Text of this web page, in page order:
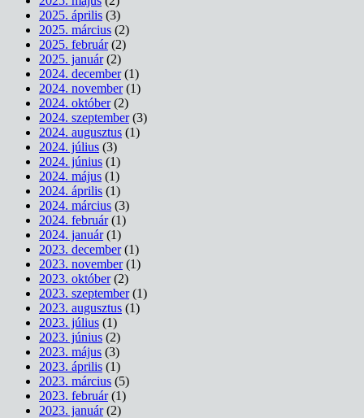
2025. április (3)
2025. március (2)
2025. február(2)
2025. január(2)
2024. december(1)
2024. november(1)
2024. október(2)
2024. szeptember(3)
2024. augusztus (1)
2024. július (3)
2024. június (1)
2024. május (1)
2024. április (1)
2024. március (3)
2024. február(1)
2024. január(1)
2023. december(1)
2023. november(1)
2023. október(2)
2023. szeptember(1)
2023. augusztus (1)
2023. július (1)
2023. június (2)
2023. május (3)
2023. április (1)
2023. március (5)
2023. február(1)
2023. január(2)